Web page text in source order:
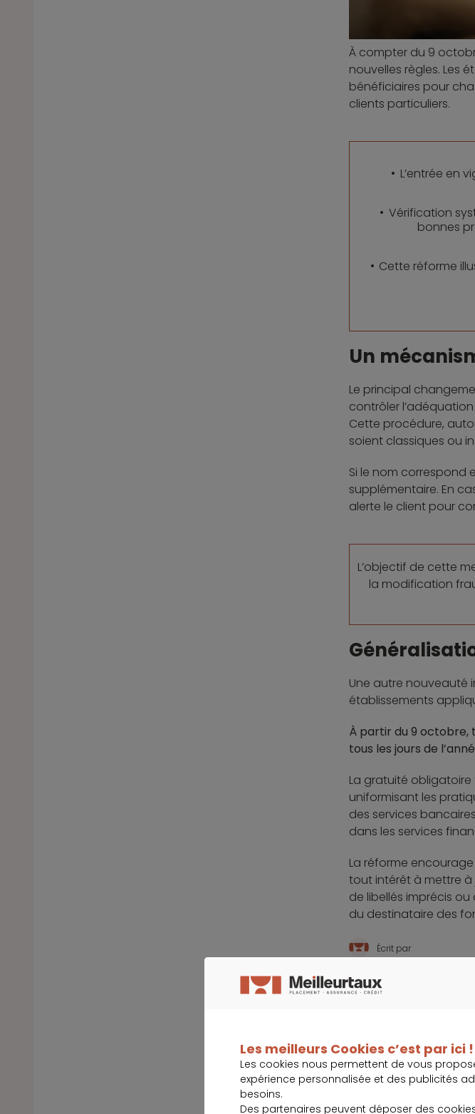
À compter du 9
nouvelles règles. Les
bénéficiaires pour
clients particuliers.
L’entrée en
Vérification
bonnes
Cette réforme
Un
Le principal
contrôler
Cette procédure,
soient classiques ou
Si le nom correspond
supplémentaire. En
alerte le client pour
L’objectif de cette
la modification
Une autre nouveauté
établissements
À partir du 9 octobre,
tous les jours de
La gratuité
uniformisant les
des services
dans les services
La réforme
tout intérêt à mettre à
de libellés imprécis
du destinataire des
Écrit par
La crise politique
Les meilleurs Cookies c’est par ici !
Les cookies nous permettent de vous
expérience personnalisée et des publicités
besoins.
Des partenaires peuvent déposer des